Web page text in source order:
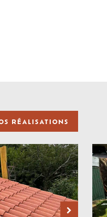
RÉALISATIONS